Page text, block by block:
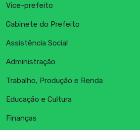
Vice-prefeito
Gabinete do Prefeito
Assistência Social
Administração
Trabalho, Produção e Renda
Educação e Cultura
Finanças